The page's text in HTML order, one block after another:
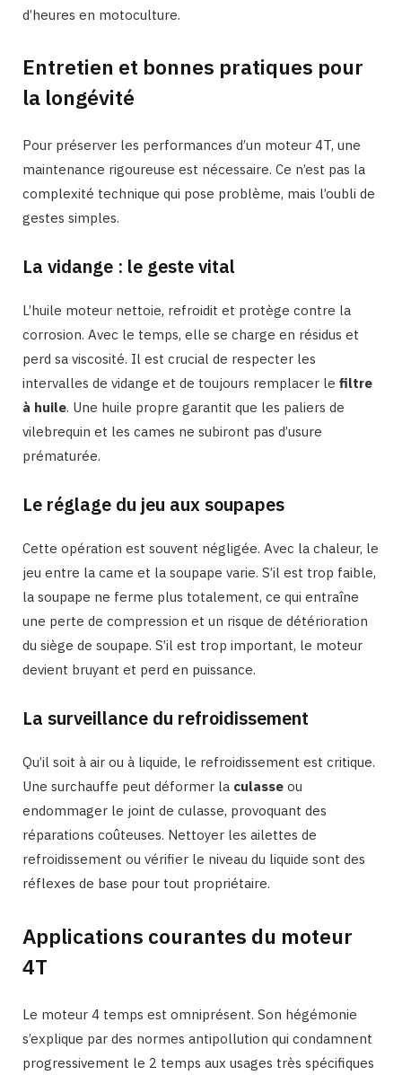
d’heures en motoculture.
Entretien et bonnes pratiques pour
la longévité
Pour préserver les performances d’un moteur 4T, une
maintenance rigoureuse est nécessaire. Ce n’est pas la
complexité technique qui pose problème, mais l’oubli de
gestes simples.
La vidange : le geste vital
L’huile moteur nettoie, refroidit et protège contre la
corrosion. Avec le temps, elle se charge en résidus et
perd sa viscosité. Il est crucial de respecter les
intervalles de vidange et de toujours remplacer le filtre
à huile. Une huile propre garantit que les paliers de
vilebrequin et les cames ne subiront pas d’usure
prématurée.
Le réglage du jeu aux soupapes
Cette opération est souvent négligée. Avec la chaleur, le
jeu entre la came et la soupape varie. S’il est trop faible,
la soupape ne ferme plus totalement, ce qui entraîne
une perte de compression et un risque de détérioration
du siège de soupape. S’il est trop important, le moteur
devient bruyant et perd en puissance.
La surveillance du refroidissement
Qu’il soit à air ou à liquide, le refroidissement est critique.
Une surchauffe peut déformer la culasse ou
endommager le joint de culasse, provoquant des
réparations coûteuses. Nettoyer les ailettes de
refroidissement ou vérifier le niveau du liquide sont des
réflexes de base pour tout propriétaire.
Applications courantes du moteur
4T
Le moteur 4 temps est omniprésent. Son hégémonie
s’explique par des normes antipollution qui condamnent
progressivement le 2 temps aux usages très spécifiques